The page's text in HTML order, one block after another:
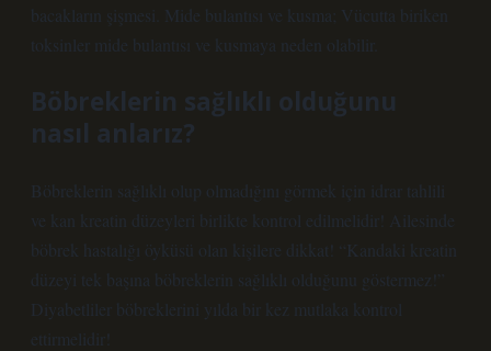
bacakların şişmesi. Mide bulantısı ve kusma; Vücutta biriken
toksinler mide bulantısı ve kusmaya neden olabilir.
Böbreklerin sağlıklı olduğunu
nasıl anlarız?
Böbreklerin sağlıklı olup olmadığını görmek için idrar tahlili
ve kan kreatin düzeyleri birlikte kontrol edilmelidir! Ailesinde
böbrek hastalığı öyküsü olan kişilere dikkat! “Kandaki kreatin
düzeyi tek başına böbreklerin sağlıklı olduğunu göstermez!”
Diyabetliler böbreklerini yılda bir kez mutlaka kontrol
ettirmelidir!